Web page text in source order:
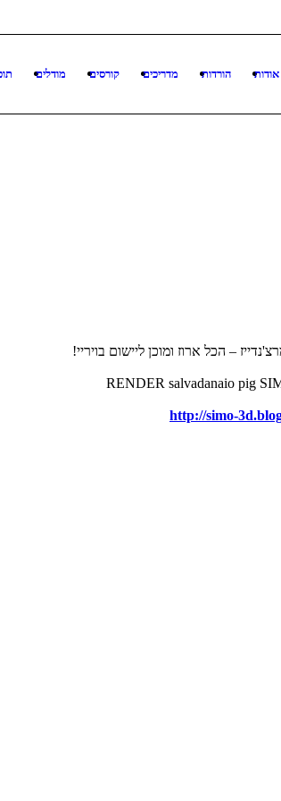
מודלים קורסים מדריכים הורדות אודות
– הכל ארוז ומוכן ליישום בויריי!
http://simo-